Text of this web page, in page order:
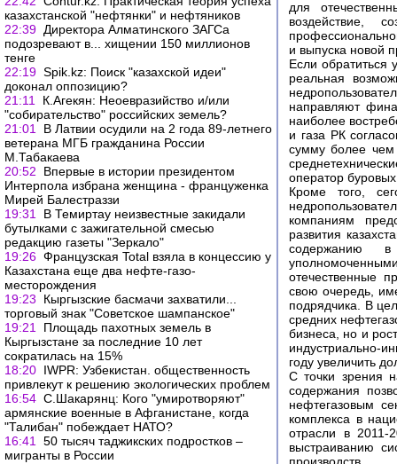
казахстанской "нефтянки" и нефтяников
22:39 Директора Алматинского ЗАГСа
подозревают в... хищении 150 миллионов
тенге
22:19 Spik.kz: Поиск "казахской идеи"
доконал оппозицию?
21:11
К.Агекян: Неоевразийство и/или
"собирательство" российских земель?
21:01
В Латвии осудили на 2 года 89-летнего
ветерана МГБ гражданина России
М.Табакаева
20:52
Впервые в истории президентом
Интерпола избрана женщина - француженка
Мирей Балестраззи
19:31
В Темиртау неизвестные закидали
бутылками с зажигательной смесью
редакцию газеты "Зеркало"
19:26 Французская Total взяла в концессию у
Казахстана еще два нефте-газо-
месторождения
19:23
Кыргызские басмачи захватили...
торговый знак "Советское шампанское"
19:21
Площадь пахотных земель в
Кыргызстане за последние 10 лет
сократилась на 15%
18:20 IWPR: Узбекистан. общественность
привлекут к решению экологических проблем
16:54 С.Шакарянц: Кого "умиротворяют"
армянские военные в Афганистане, когда
"Талибан" побеждает НАТО?
16:41
50 тысяч таджикских подростков –
мигранты в России
для
воздействие,
и выпуска новой
Если обратиться
реальная
направляют
наиболее
и газа РК
сумму более
оператор
Кроме того,
компаниям
развития
содержанию в
отечественные
свою очередь,
подрядчика. В
средних
бизнеса, но и
индустриально-
году увеличить
С точки зрения
содержания
нефтегазовым
комплекса в
отрасли в 2011-
выстраиванию